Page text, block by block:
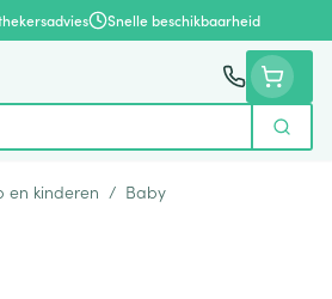
Snelle beschikbaarheid
Zoek
en kinderen / Baby